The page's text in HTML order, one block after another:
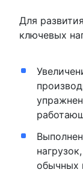
Для
ключевых
обычных